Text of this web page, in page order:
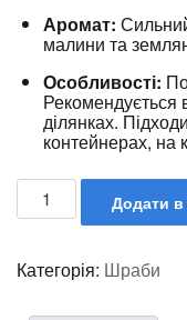
Аромат:
малини та
Особливості:
Рекомендується
ділянках.
контейнерах, на
Додати
Категорія: Шраби